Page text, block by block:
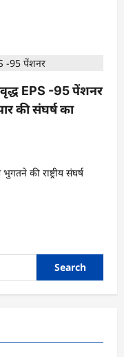
EPS -95 पेंशनर
की संघर्ष का
की राष्ट्रीय संघर्ष